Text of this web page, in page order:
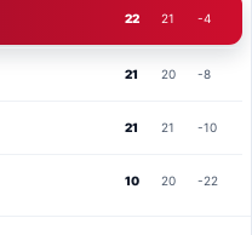
22 21 -4
21 20 -8
21 21 -10
10 20 -22